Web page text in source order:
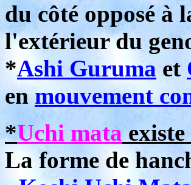
du côté opposé à
l'extérieur du
*Ashi Guruma et
enmouvement
*Uchi mataexiste
La forme de